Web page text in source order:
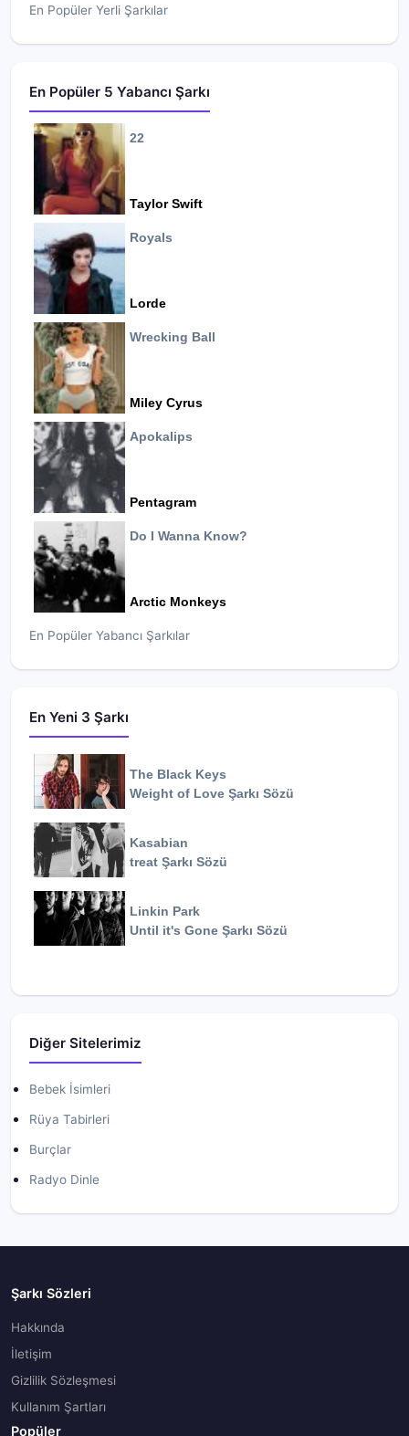
En Popüler Yerli Şarkılar
En Popüler 5 Yabancı Şarkı
22
Taylor Swift
Royals
Lorde
Wrecking Ball
Miley Cyrus
Apokalips
Pentagram
Do I Wanna Know?
Arctic Monkeys
En Popüler Yabancı Şarkılar
En Yeni 3 Şarkı
The Black Keys
Weight of Love Şarkı Sözü
Kasabian
treat Şarkı Sözü
Linkin Park
Until it's Gone Şarkı Sözü
Diğer Sitelerimiz
Bebek İsimleri
Rüya Tabirleri
Burçlar
Radyo Dinle
Şarkı Sözleri
Hakkında
İletişim
Gizlilik Sözleşmesi
Kullanım Şartları
Popüler